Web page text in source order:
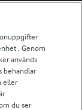
. Genom
används
behandlar
eller
du ser